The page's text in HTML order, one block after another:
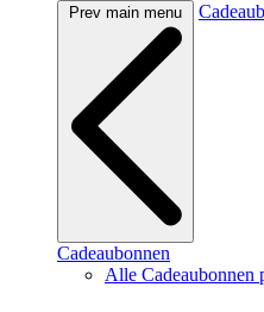
Prev main menu
Cadeaubonnen
Alle Cadeaubonnen